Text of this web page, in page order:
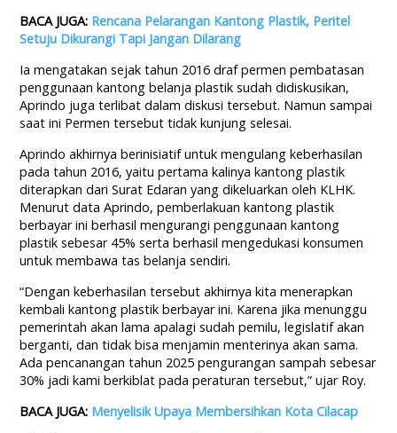
BACA JUGA: Rencana Pelarangan Kantong Plastik, Peritel
Setuju Dikurangi Tapi Jangan Dilarang
Ia mengatakan sejak tahun 2016 draf permen pembatasan
penggunaan kantong belanja plastik sudah didiskusikan,
Aprindo juga terlibat dalam diskusi tersebut. Namun sampai
saat ini Permen tersebut tidak kunjung selesai.
Aprindo akhirnya berinisiatif untuk mengulang keberhasilan
pada tahun 2016, yaitu pertama kalinya kantong plastik
diterapkan dari Surat Edaran yang dikeluarkan oleh KLHK.
Menurut data Aprindo, pemberlakuan kantong plastik
berbayar ini berhasil mengurangi penggunaan kantong
plastik sebesar 45% serta berhasil mengedukasi konsumen
untuk membawa tas belanja sendiri.
“Dengan keberhasilan tersebut akhirnya kita menerapkan
kembali kantong plastik berbayar ini. Karena jika menunggu
pemerintah akan lama apalagi sudah pemilu, legislatif akan
berganti, dan tidak bisa menjamin menterinya akan sama.
Ada pencanangan tahun 2025 pengurangan sampah sebesar
30% jadi kami berkiblat pada peraturan tersebut,” ujar Roy.
BACA JUGA: Menyelisik Upaya Membersihkan Kota Cilacap